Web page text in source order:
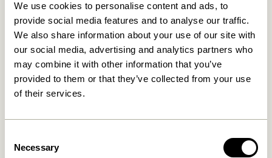
We use cookies to personalise content and ads, to
provide social media features and to analyse our traffic.
We also share information about your use of our site with
our social media, advertising and analytics partners who
may combine it with other information that you’ve
provided to them or that they’ve collected from your use
of their services.
Selection
Necessary
Kanso Organiseur de bureau
309,00kr.
Socle Serre-livres Naturel